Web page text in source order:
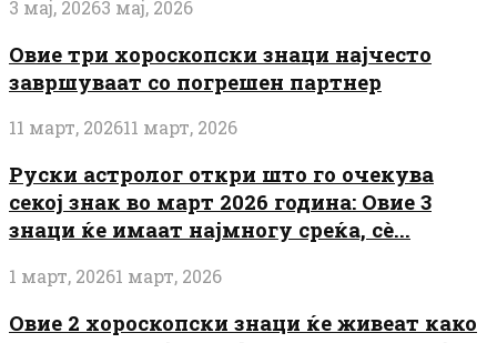
3 мај, 20263 мај, 2026
Овие три хороскопски знаци најчесто
завршуваат со погрешен партнер
11 март, 202611 март, 2026
Руски астролог откри што го очекува
секој знак во март 2026 година: Овие 3
знаци ќе имаат најмногу среќа, сè...
1 март, 20261 март, 2026
Овие 2 хороскопски знаци ќе живеат како